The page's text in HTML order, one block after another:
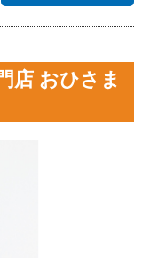
店 おひさま